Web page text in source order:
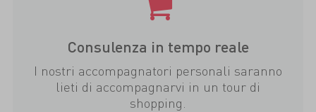
Consulenza in tempo reale
I nostri accompagnatori personali saranno
lieti di accompagnarvi in un tour di
shopping.